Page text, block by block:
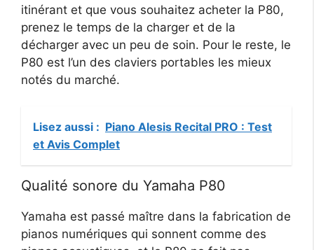
itinérant et que vous souhaitez acheter la P80,
prenez le temps de la charger et de la
décharger avec un peu de soin. Pour le reste, le
P80 est l’un des claviers portables les mieux
notés du marché.
Lisez aussi : Piano Alesis Recital PRO : Test
et Avis Complet
Qualité sonore du Yamaha P80
Yamaha est passé maître dans la fabrication de
pianos numériques qui sonnent comme des